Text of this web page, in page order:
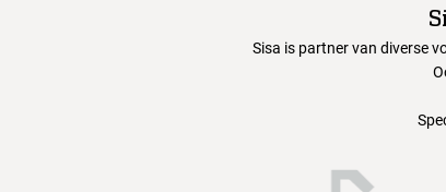
Sisa is partner van diverse